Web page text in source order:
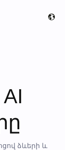
ձևերի և